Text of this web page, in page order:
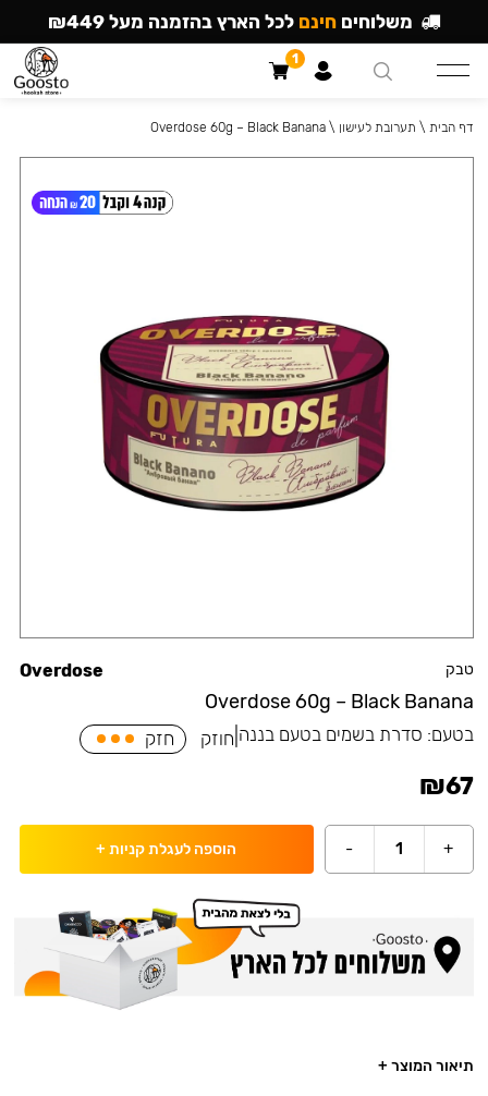
טבק
Overdose 60g – Black Banana
Overdose
בטעם: סדרת בשמים בטעם בננה חוזק חזק
₪67
+
1
- הוספה לעגלת קניות +
דף הבית \ תערובת לעישון \
Overdose 60g – Black Banana
תיאור המוצר +
משלוחים חינם לכל הארץ בהזמנה מעל ₪449
1